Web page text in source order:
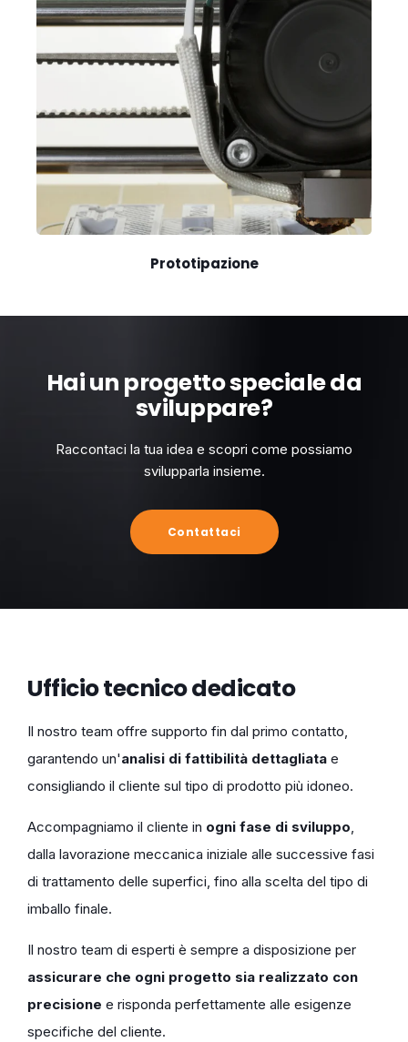
Prototipazione
Hai un progetto speciale da
sviluppare?
Raccontaci la tua idea e scopri come possiamo
svilupparla insieme.
Contattaci
Ufficio tecnico dedicato
Il nostro team offre supporto fin dal primo contatto,
garantendo un'analisi di fattibilità dettagliata e
consigliando il cliente sul tipo di prodotto più idoneo.
Accompagniamo il cliente in ogni fase di sviluppo,
dalla lavorazione meccanica iniziale alle successive fasi
di trattamento delle superfici, fino alla scelta del tipo di
imballo finale.
Il nostro team di esperti è sempre a disposizione per
assicurare che ogni progetto sia realizzato con
precisione e risponda perfettamente alle esigenze
specifiche del cliente.